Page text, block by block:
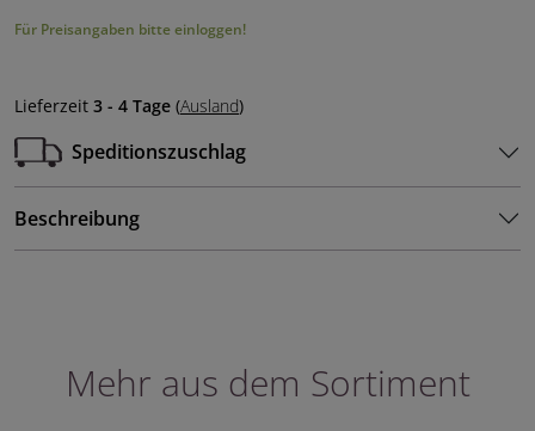
Für Preisangaben bitte einloggen!
Lieferzeit 3 - 4 Tage (Ausland)
Speditionszuschlag
Beschreibung
Mehr aus dem Sortiment